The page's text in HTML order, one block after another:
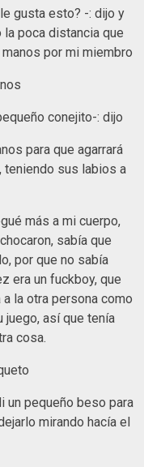
gusta esto? -: dijo y
poca distancia que
por mi miembro
conejito-: dijo
para que agarrará
teniendo sus labios a
más a mi cuerpo,
sabía que
por que no sabía
era un fuckboy, que
la otra persona como
juego, así que tenía
cosa.
un pequeño beso para
mirando hacía el